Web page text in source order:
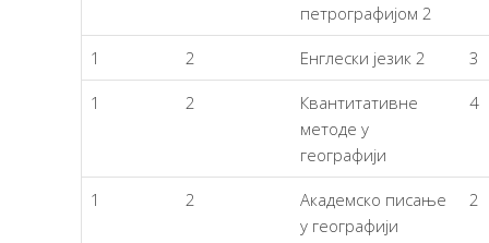
петрографијом 2
1 2 Енглески језик 2 3
1 2
Квантитативне
методе у
географији
4
1 2
Академско писање
у географији
2